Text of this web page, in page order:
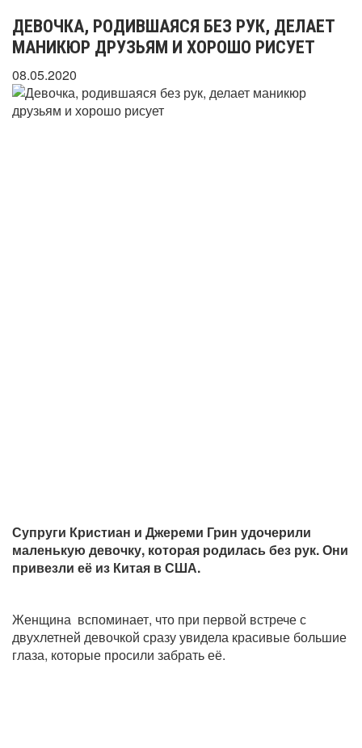
ДЕВОЧКА, РОДИВШАЯСЯ БЕЗ РУК, ДЕЛАЕТ
МАНИКЮР ДРУЗЬЯМ И ХОРОШО РИСУЕТ
08.05.2020
Супруги Кристиан и Джереми Грин удочерили
маленькую девочку, которая родилась без рук. Они
привезли её из Китая в США.
Женщина вспоминает, что при первой встрече с
двухлетней девочкой сразу увидела красивые большие
глаза, которые просили забрать её.